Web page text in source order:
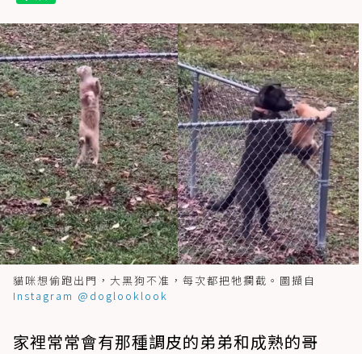
貓咪想偷跑出門，大黑狗不准，每次都把牠攔截。圖擷自
Instagram @doglooklook
家裡常常會有那種調皮的弟弟和成熟的哥